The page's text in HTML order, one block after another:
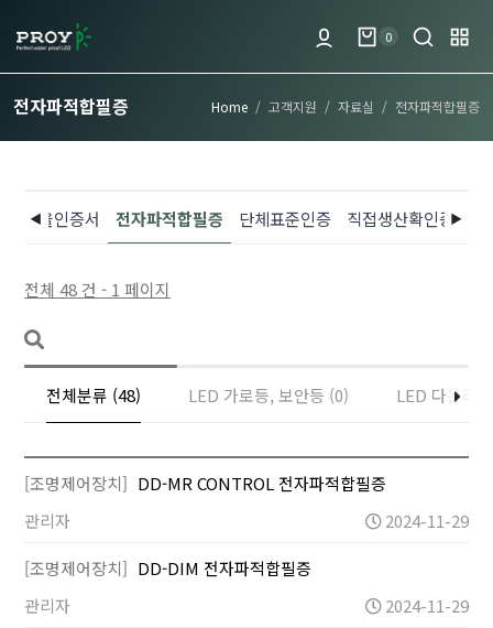
0
전자파적합필증 Home 고객지원 자료실 전자파적합필증
고효율인증서 전자파적합필증 단체표준인증 직접생산확인증명서
전체 48 건 - 1 페이지
전체분류 (48) LED 가로등, 보안등 (0) LED 다운라
[조명제어장치] DD-MR CONTROL 전자파적합필증
관리자
2024-11-29
[조명제어장치] DD-DIM 전자파적합필증
관리자
2024-11-29